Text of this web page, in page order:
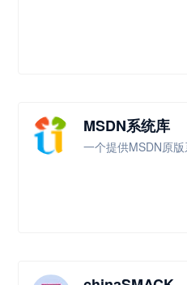
MSDN系统库
一个提供MSDN原